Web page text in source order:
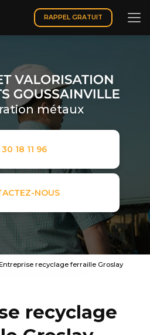
RAPPEL GRATUIT
métaux
30 18 11 96
NOUS
recyclage ferraille Groslay
recyclage